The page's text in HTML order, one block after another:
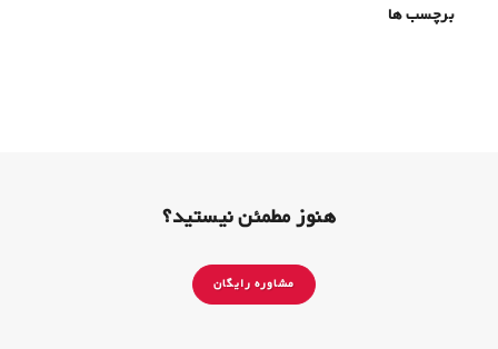
برچسب ها
هنوز مطمئن نیستید؟
مشاوره رایگان